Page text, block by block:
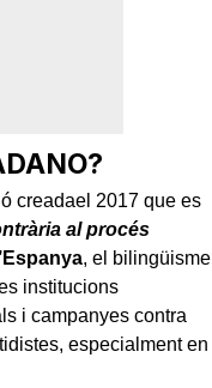
creadael 2017 que es
al procés
, el bilingüisme
institucions
i campanyes contra
especialment en